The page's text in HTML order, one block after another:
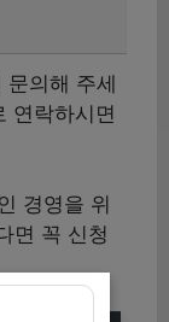
의해 주세
연락하시면
경영을 위
면 꼭 신청